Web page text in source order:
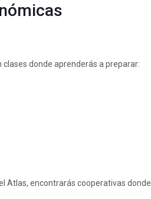
donde aprenderás a preparar:
Atlas, encontrarás cooperativas donde